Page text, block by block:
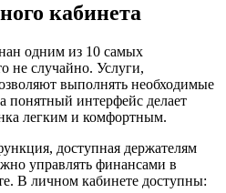
кабинета
одним из 10 самых
не случайно. Услуги,
выполнять необходимые
понятный интерфейс делает
легким и комфортным.
доступная держателям
управлять финансами в
В личном кабинете доступны: